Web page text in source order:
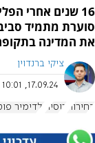
16 שנים אחרי
סוערת מתמיד
את המדינה
ציקי ברנדוין
17.09.24, 10:01
בחירות רוסיה ולדימיר